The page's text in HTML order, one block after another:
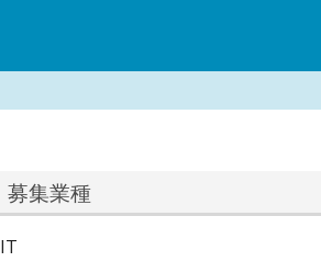
募集業種
IT